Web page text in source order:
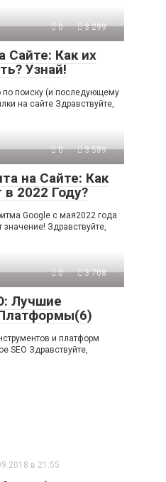
0 3 299
Сайте: Как их
Узнай!
по поиску (и последующему
на сайте Здравствуйте,
0 3 589
на Сайте: Как
2022 Году?
Google с мая2022 года
Здравствуйте,
0 3 708
Лучшие
и платформ
SEO Здравствуйте,
в 21:55